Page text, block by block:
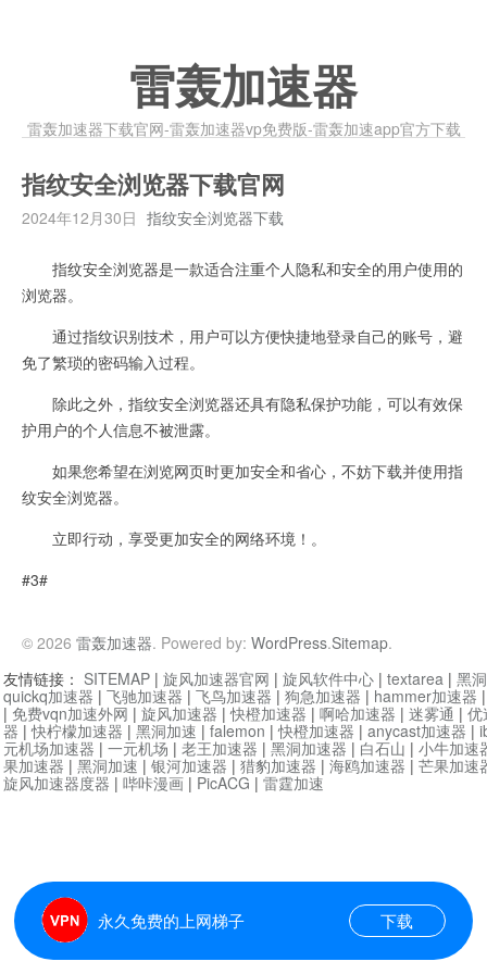
雷轰加速器
雷轰加速器下载官网-雷轰加速器vp免费版-雷轰加速app官方下载
指纹安全浏览器下载官网
2024年12月30日 指纹安全浏览器下载
指纹安全浏览器是一款适合注重个人隐私和安全的用户使用的
浏览器。
通过指纹识别技术，用户可以方便快捷地登录自己的账号，避
免了繁琐的密码输入过程。
除此之外，指纹安全浏览器还具有隐私保护功能，可以有效保
护用户的个人信息不被泄露。
如果您希望在浏览网页时更加安全和省心，不妨下载并使用指
纹安全浏览器。
立即行动，享受更加安全的网络环境！。
#3#
© 2026 雷轰加速器. Powered by: WordPress.Sitemap.
永久免费的上网梯子 下载
友情链接： SITEMAP | 旋风加速器官网 | 旋风软件中心 | textarea | 黑
quickq加速器 | 飞驰加速器 | 飞鸟加速器 | 狗急加速器 | hammer加速器
| 免费vqn加速外网 | 旋风加速器 |快橙加速器 | 啊哈加速器 | 迷雾通 | 优
器 |快柠檬加速器 | 黑洞加速 | falemon |快橙加速器 | anycast加速器 |
元机场加速器 | 一元机场 | 老王加速器 | 黑洞加速器 | 白石山 | 小牛加速
果加速器 | 黑洞加速 | 银河加速器 | 猎豹加速器 | 海鸥加速器 | 芒果加速
旋风加速器度器 | 哔咔漫画 | PicACG | 雷霆加速